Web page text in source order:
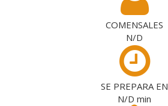
COMENSALES
N/D
SE PREPARA EN
N/D min